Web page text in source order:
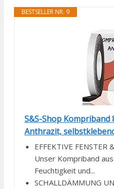
BESTSELLER NR. 9
S&S-Shop Kompriband
Anthrazit,
EFFEKTIVE FENSTER
Unser Kompriband
Feuchtigkeit und...
SCHALLDÄMMUNG